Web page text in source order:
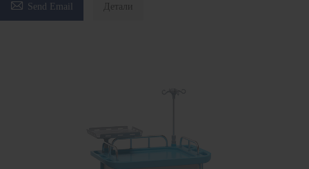
 Send Email Детали